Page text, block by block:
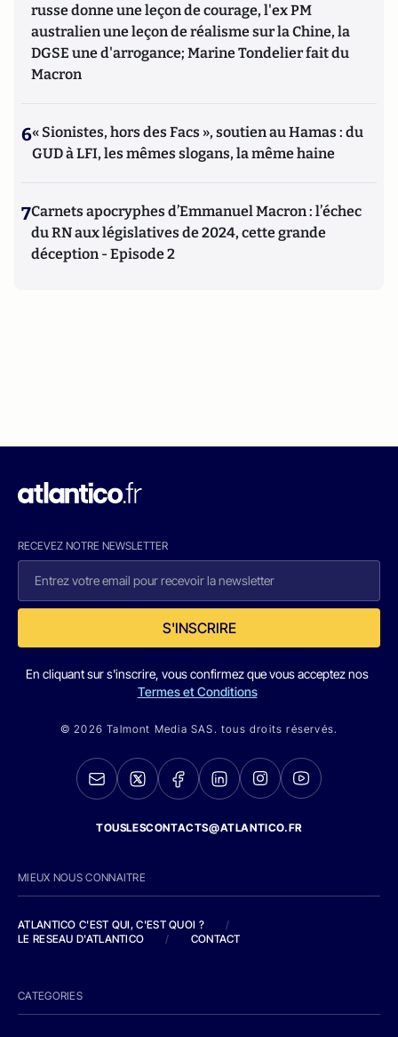
russe donne une leçon de courage, l'ex PM
australien une leçon de réalisme sur la Chine, la
DGSE une d'arrogance; Marine Tondelier fait du
Macron
6« Sionistes, hors des Facs », soutien au Hamas : du
GUD à LFI, les mêmes slogans, la même haine
7Carnets apocryphes d’Emmanuel Macron : l’échec
du RN aux législatives de 2024, cette grande
déception - Episode 2
RECEVEZ NOTRE NEWSLETTER
S'INSCRIRE
En cliquant sur s'inscrire, vous confirmez que vous acceptez nos
Termes et Conditions
© 2026 Talmont Media SAS. tous droits réservés.
TOUSLESCONTACTS@ATLANTICO.FR
MIEUX NOUS CONNAITRE
ATLANTICO C'EST QUI, C'EST QUOI ?
/
LE RESEAU D'ATLANTICO
/ CONTACT
CATEGORIES